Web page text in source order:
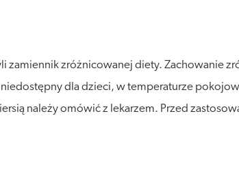
zamiennik zróżnicowanej diety. Zachowanie
dla dzieci, w temperaturze
należy omówić z lekarzem. Przed